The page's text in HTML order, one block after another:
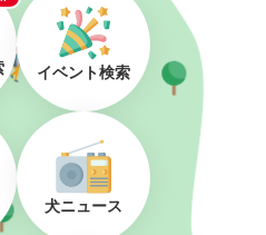
イベント検索
犬ニュース